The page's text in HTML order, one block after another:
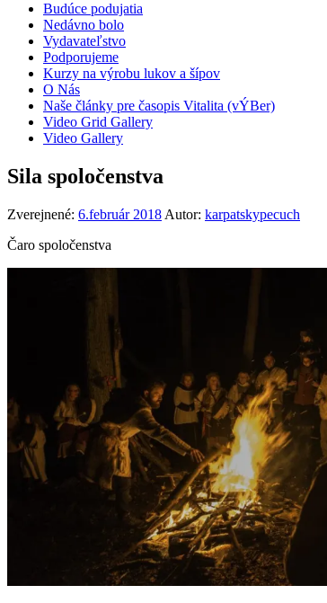
Budúce podujatia
Nedávno bolo
Vydavateľstvo
Podporujeme
Kurzy na výrobu lukov a šípov
O Nás
Naše články pre časopis Vitalita (vÝBer)
Video Grid Gallery
Video Gallery
Sila spoločenstva
Zverejnené: 6.február 2018 Autor: karpatskypecuch
Čaro spoločenstva